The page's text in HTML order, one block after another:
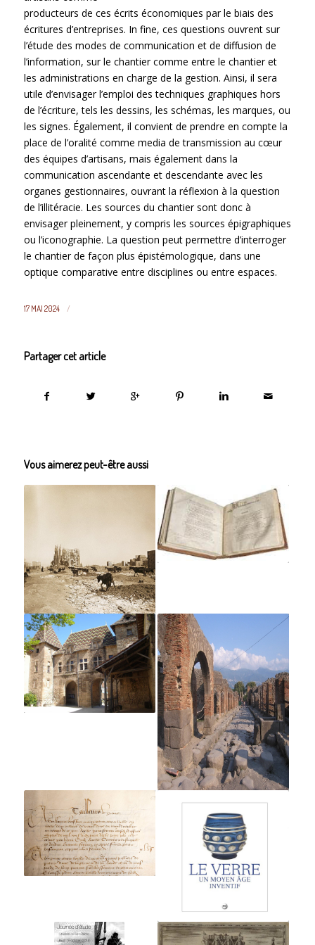
producteurs de ces écrits économiques par le biais des
écritures d’entreprises. In fine, ces questions ouvrent sur
l’étude des modes de communication et de diffusion de
l’information, sur le chantier comme entre le chantier et
les administrations en charge de la gestion. Ainsi, il sera
utile d’envisager l’emploi des techniques graphiques hors
de l’écriture, tels les dessins, les schémas, les marques, ou
les signes. Également, il convient de prendre en compte la
place de l’oralité comme media de transmission au cœur
des équipes d’artisans, mais également dans la
communication ascendante et descendante avec les
organes gestionnaires, ouvrant la réflexion à la question
de l’illitéracie. Les sources du chantier sont donc à
envisager pleinement, y compris les sources épigraphiques
ou l’iconographie. La question peut permettre d’interroger
le chantier de façon plus épistémologique, dans une
optique comparative entre disciplines ou entre espaces.
17 MAI 2024 /
Partager cet article
Vous aimerez peut-être aussi